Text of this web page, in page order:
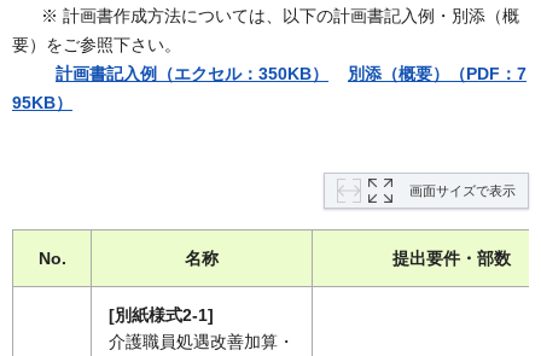
※ 計画書作成方法については、以下の計画書記入例・別添（概
要）をご参照下さい。
計画書記入例（エクセル：350KB）
別添（概要）（PDF：7
95KB）
画面サイズで表示
No. 名称 提出要件・部数
[別紙様式2-1]
介護職員処遇改善加算・